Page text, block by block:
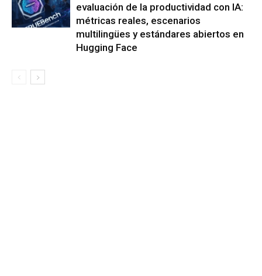
evaluación de la productividad con IA:
métricas reales, escenarios
multilingües y estándares abiertos en
Hugging Face